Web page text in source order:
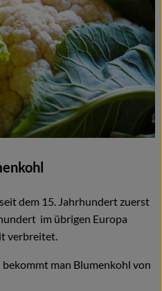
dem 15. Jahrhundert zuerst
im übrigen Europa
verbreitet.
man Blumenkohl von